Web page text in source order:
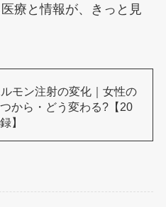
療と情報が、きっと見
モン注射の変化｜女性の
から・どう変わる?【20
】